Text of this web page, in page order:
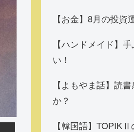
【お金】8月の投資
【ハンドメイド】
い！
【よもやま話】読
か？
【韓国語】